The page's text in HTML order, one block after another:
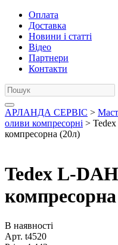
Оплата
Доставка
Новини і статті
Відео
Партнери
Контакти
АРЛАНДА СЕРВІС >
оливи компресорні >
компресорна (20л)
Tedex L-
В наявності
Арт. t4520